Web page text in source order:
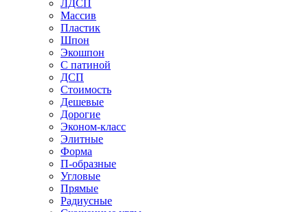
ЛДСП
Массив
Пластик
Шпон
Экошпон
С патиной
ДСП
Стоимость
Дешевые
Дорогие
Эконом-класс
Элитные
Форма
П-образные
Угловые
Прямые
Радиусные